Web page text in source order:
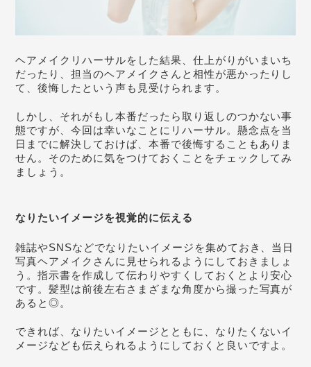
ヘアメイクリハーサルをした結果、仕上がりがいまいち
だったり、担当のヘアメイクさんと相性が悪かったりし
て、後悔したという声も見受けられます。
しかし、それがもし本番だったら取り返しのつかない事
態ですが、今回は幸いなことにリハーサル。懸念点を当
日までに解決しておけば、本番で後悔することもありま
せん。そのために気をつけておくことをチェックしてみ
ましょう。
なりたいイメージを視覚的に伝える
雑誌やSNSなどでなりたいイメージを集めておき、当日
写真ヘアメイクさんに見せられるようにしておきましょ
う。指示書を作成して伝わりやすくしておくとより安心
です。髪型は前後左右さまざまな角度から撮った写真が
あると◎。
できれば、なりたいイメージとともに、なりたくないイ
メージなども伝えられるようにしておくと良いですよ。